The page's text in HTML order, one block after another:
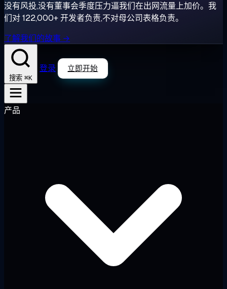
没有风投,没有董事会季度压力逼我们在出网流量上加价。我
们对 122,000+ 开发者负责,不对母公司表格负责。
了解我们的故事 →
搜索 ⌘K
登录 立即开始
产品